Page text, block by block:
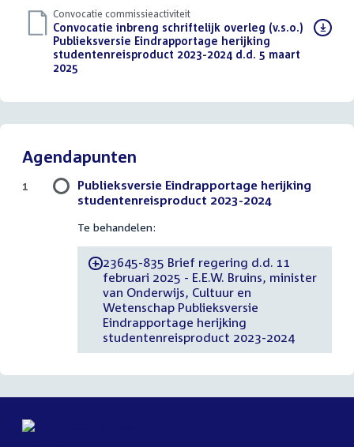
Convocatie commissieactiviteit
Download
bestand:
Convocatie inbreng schriftelijk overleg (v.s.o.)
Publieksversie Eindrapportage herijking
studentenreisproduct 2023-2024 d.d. 5 maart
2025
Agendapunten
Publieksversie Eindrapportage herijking
studentenreisproduct 2023-2024
Te behandelen:
-23645-835 Brief regering d.d. 11
februari 2025 - E.E.W. Bruins, minister
van Onderwijs, Cultuur en
Wetenschap Publieksversie
Eindrapportage herijking
studentenreisproduct 2023-2024
1